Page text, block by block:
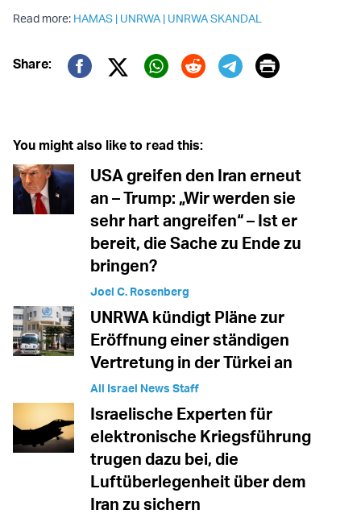
Read more: HAMAS | UNRWA | UNRWA SKANDAL
Share:
Twitter (X)
Print
You might also like to read this:
USA greifen den Iran erneut
an – Trump: „Wir werden sie
sehr hart angreifen“ – Ist er
bereit, die Sache zu Ende zu
bringen?
Joel C. Rosenberg
UNRWA kündigt Pläne zur
Eröffnung einer ständigen
Vertretung in der Türkei an
All Israel News Staff
Israelische Experten für
elektronische Kriegsführung
trugen dazu bei, die
Luftüberlegenheit über dem
Iran zu sichern